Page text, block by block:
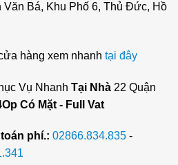
Văn Bá, Khu Phố 6, Thủ Đức, Hồ
hàng xem nhanh tại đây
Vụ Nhanh Tại Nhà22 Quận
Có Mặt - Full Vat
phí.: 02866.834.835 -